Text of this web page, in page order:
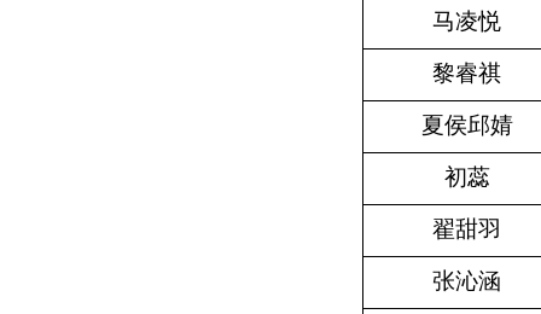
马凌悦
黎睿祺
夏侯邱婧
初蕊
翟甜羽
张沁涵